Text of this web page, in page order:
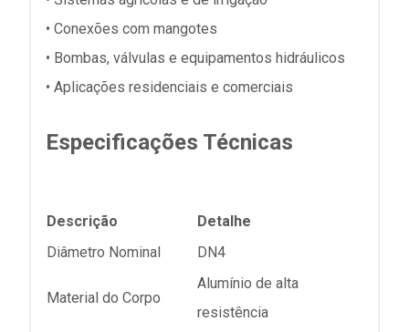
• Conexões com mangotes
• Bombas, válvulas e equipamentos hidráulicos
• Aplicações residenciais e comerciais
Especificações Técnicas
Descrição
Detalhe
Diâmetro Nominal
DN4
Material do Corpo
Alumínio de alta
resistência